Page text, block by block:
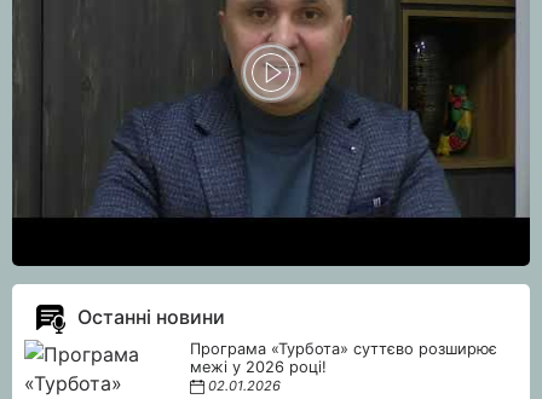
Останні новини
Програма «Турбота» суттєво розширює
межі у 2026 році!
02.01.2026